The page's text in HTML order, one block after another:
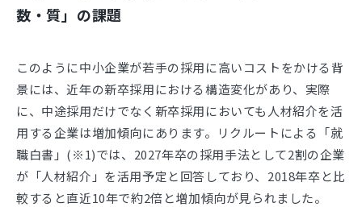
数・質」の課題
このように中小企業が若手の採用に高いコストをかける背
景には、近年の新卒採用における構造変化があり、実際
に、中途採用だけでなく新卒採用においても人材紹介を活
用する企業は増加傾向にあります。リクルートによる「就
職白書」(※1)では、2027年卒の採用手法として2割の企業
が「人材紹介」を活用予定と回答しており、2018年卒と比
較すると直近10年で約2倍と増加傾向が見られました。